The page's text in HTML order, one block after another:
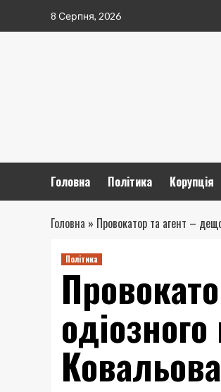
8 Серпня, 2026
Головна Політика Корупція
Головна » Провокатор та агент –
Політика
Ковальова